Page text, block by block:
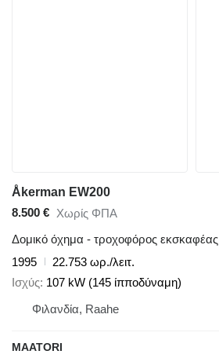
Åkerman EW200
8.500 € Χωρίς ΦΠΑ
Δομικό όχημα - τροχοφόρος εκσκαφέας
1995
22.753 ωρ./λειτ.
Ισχύς 107 kW (145 ίπποδύναμη)
Φιλανδία, Raahe
MAATORI